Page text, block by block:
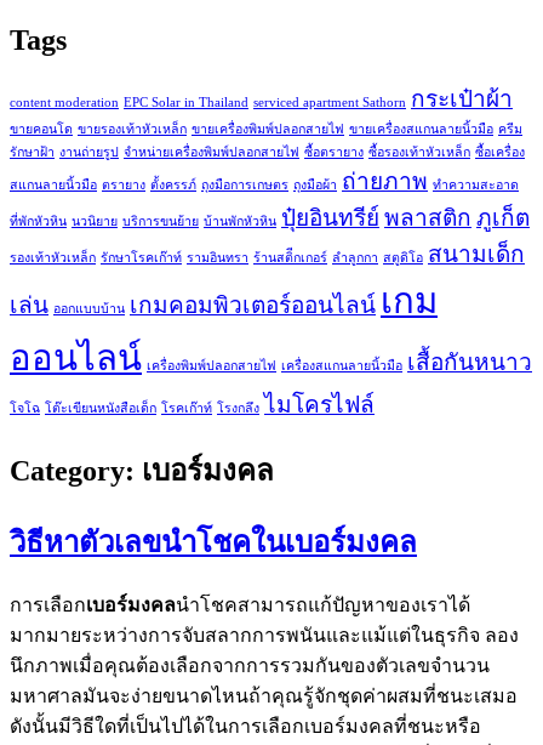
Tags
content moderation EPC Solar in Thailand serviced apartment Sathorn กระเป๋าผ้า
ขายคอนโด ขายรองเท้าหัวเหล็ก ขายเครื่องพิมพ์ปลอกสายไฟ ขายเครื่องสแกนลายนิ้วมือ ครีม
รักษาฝ้า งานถ่ายรูป จำหน่ายเครื่องพิมพ์ปลอกสายไฟ ซื้อตรายาง ซื้อรองเท้าหัวเหล็ก ซื้อเครื่อง
สแกนลายนิ้วมือ ตรายาง ตั้งครรภ์ ถุงมือการเกษตร ถุงมือผ้า ถ่ายภาพ ทำความสะอาด
ที่พักหัวหิน นวนิยาย บริการขนย้าย บ้านพักหัวหิน ปุ๋ยอินทรีย์ พลาสติก ภูเก็ต
รองเท้าหัวเหล็ก รักษาโรคเก๊าท์ รามอินทรา ร้านสติีกเกอร์ ลำลูกกา สตูดิโอ สนามเด็ก
เล่น ออกแบบบ้าน เกมคอมพิวเตอร์ออนไลน์ เกม
ออนไลน์ เครื่องพิมพ์ปลอกสายไฟ เครื่องสแกนลายนิ้วมือ เสื้อกันหนาว
โจโฉ โต๊ะเขียนหนังสือเด็ก โรคเก๊าท์ โรงกลึง ไมโครไฟล์
Category: เบอร์มงคล
วิธีหาตัวเลขนำโชคในเบอร์มงคล
การเลือกเบอร์มงคลนำโชคสามารถแก้ปัญหาของเราได้
มากมายระหว่างการจับสลากการพนันและแม้แต่ในธุรกิจ ลอง
นึกภาพเมื่อคุณต้องเลือกจากการรวมกันของตัวเลขจำนวน
มหาศาลมันจะง่ายขนาดไหนถ้าคุณรู้จักชุดค่าผสมที่ชนะเสมอ
ดังนั้นมีวิธีใดที่เป็นไปได้ในการเลือกเบอร์มงคลที่ชนะหรือ